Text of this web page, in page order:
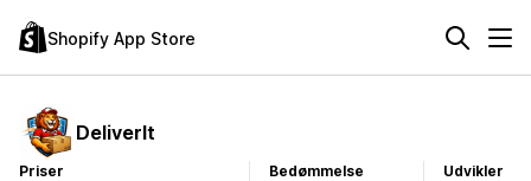
Shopify App Store
DeliverIt
Priser
Bedømmelse
Udvikler